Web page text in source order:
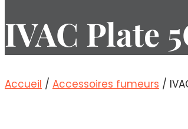
IVAC Plate
Accueil / Accessoires fumeurs /